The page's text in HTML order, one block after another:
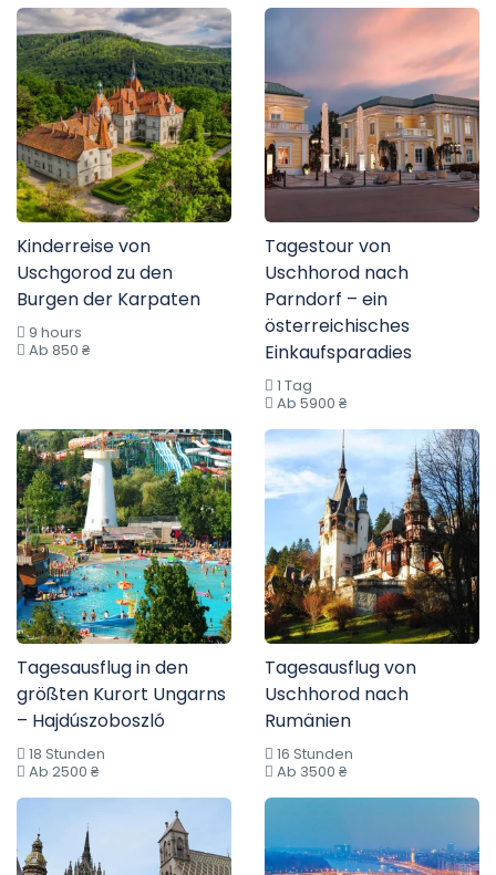
Kinderreise von
Uschgorod zu den
Burgen der Karpaten
9 hours
Ab 850 ₴
Tagestour von
Uschhorod nach
Parndorf – ein
österreichisches
Einkaufsparadies
1 Tag
Ab 5900 ₴
Tagesausflug in den
größten Kurort Ungarns
– Hajdúszoboszló
18 Stunden
Ab 2500 ₴
Tagesausflug von
Uschhorod nach
Rumänien
16 Stunden
Ab 3500 ₴